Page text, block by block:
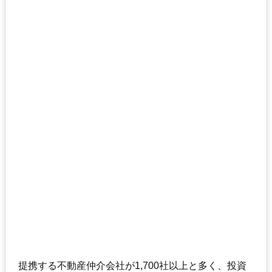
提携する不動産仲介会社が1,700社以上と多く、投資